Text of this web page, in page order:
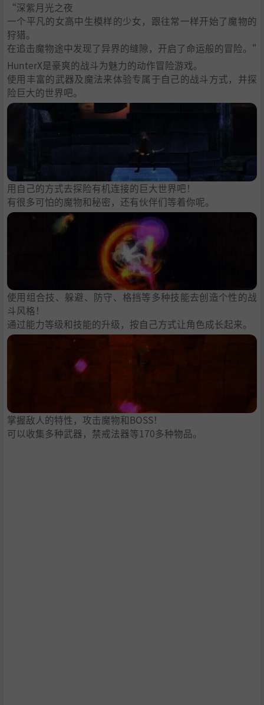
“深紫月光之夜
一个平凡的女高中生模样的少女，跟往常一样开始了魔物的
狩猎。
在追击魔物途中发现了异界的缝隙，开启了命运般的冒险。"
HunterX是豪爽的战斗为魅力的动作冒险游戏。
使用丰富的武器及魔法来体验专属于自己的战斗方式，并探
险巨大的世界吧。
用自己的方式去探险有机连接的巨大世界吧！
有很多可怕的魔物和秘密，还有伙伴们等着你呢。
使用组合技、躲避、防守、格挡等多种技能去创造个性的战
斗风格！
通过能力等级和技能的升级，按自己方式让角色成长起来。
掌握敌人的特性，攻击魔物和BOSS！
可以收集多种武器，禁戒法器等170多种物品。